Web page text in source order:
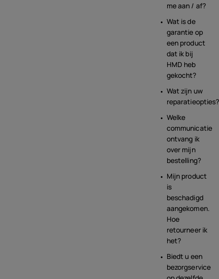
me aan / af?
Wat is de
garantie op
een product
dat ik bij
HMD heb
gekocht?
Wat zijn uw
reparatieopties?
Welke
communicatie
ontvang ik
over mijn
bestelling?
Mijn product
is
beschadigd
aangekomen.
Hoe
retourneer ik
het?
Biedt u een
bezorgservice